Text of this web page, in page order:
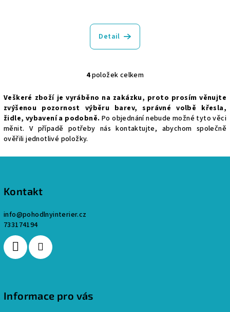
Detail
O
l
á
d
4položek celkem
Veškeré zboží je vyráběno na zakázku, proto prosím věnujte
zvýšenou pozornost výběru barev, správné volbě křesla,
židle, vybavení a podobně. Po objednání nebude možné tyto věci
měnit. V případě potřeby nás kontaktujte, abychom společně
ověřili jednotlivé položky.
p
t
Kontakt
info@pohodlnyinterier.cz
733174194
Informace pro vás